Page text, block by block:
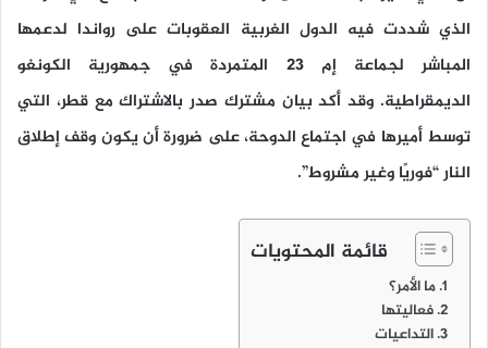
الذي شددت فيه الدول الغربية العقوبات على رواندا لدعمها
المباشر لجماعة إم 23 المتمردة في جمهورية الكونغو
الديمقراطية. وقد أكد بيان مشترك صدر بالاشتراك مع قطر، التي
توسط أميرها في اجتماع الدوحة، على ضرورة أن يكون وقف إطلاق
النار “فوريًا وغير مشروط”.
قائمة المحتويات
ما الأمر؟
فعاليتها
التداعيات